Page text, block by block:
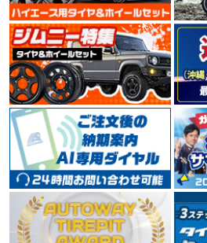
NITTO
ニットー
TOYOタイヤの海外輸出
ー）。 米国でコアなフ
ン性、革新性をコンセ
ーツカーやSUV向けの
総合評価：150件
DUNLOP
ダンロップ
世界的大手タイヤメー
909年に日本でゴム製
本初となる自動車用タ
レーニング現象の解明
へ安全を提供するため
す。